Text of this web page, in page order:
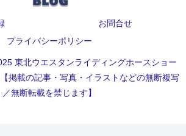
お問合せ
プライバシーポリシー
東北ウエスタンライディングホースショー
掲載の記事・写真・イラストなどの無断複写
／無断転載を禁じます】